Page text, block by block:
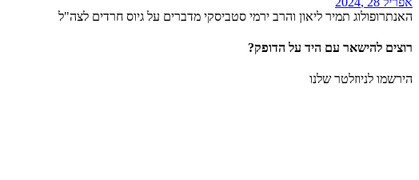
האנתרופולוג תמיר ליאון והרב ירמי סטביסקי מדברים על גיוס חרדים לצה"ל
רוצים להישאר עם היד על הדופק?
הירשמו לניוזלטר שלנו